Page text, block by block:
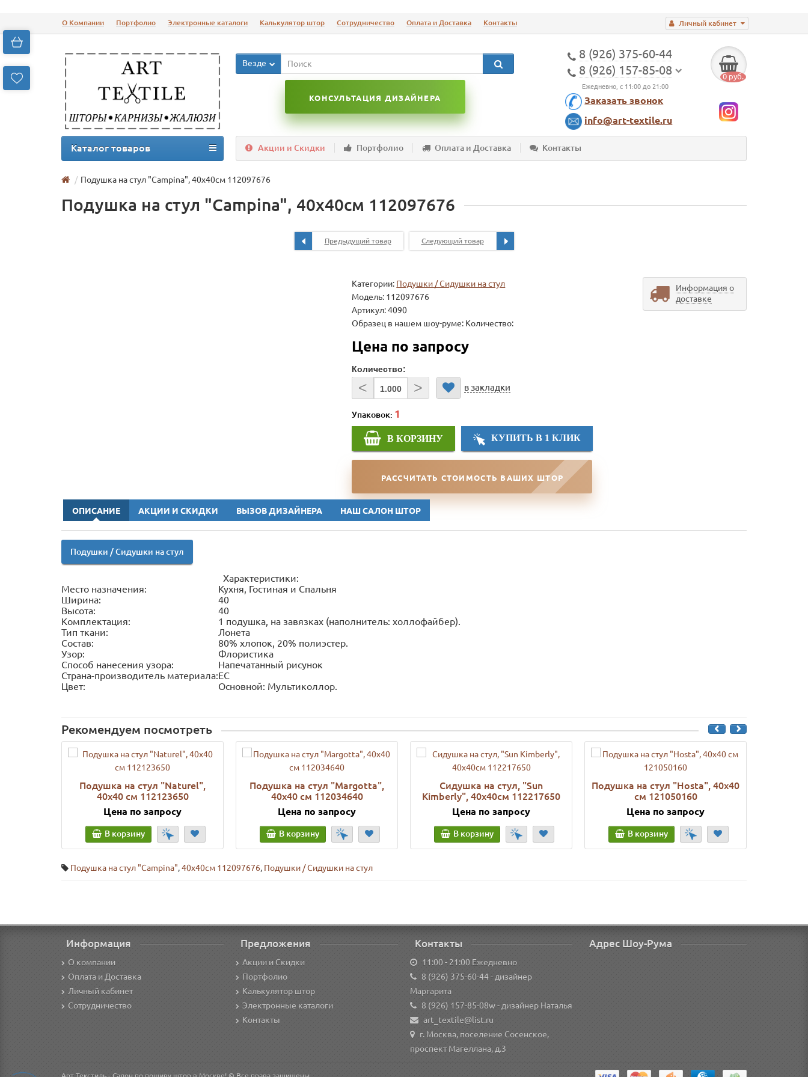
Личный кабинет
О Компании Портфолио Электронные каталоги Калькулятор штор Сотрудничество Оплата и Доставка Контакты
8 (926) 375-60-44
8 (926) 157-85-08
Ежедневно, с 11:00 до 21:00
Заказать звонок
info@art-textile.ru
0 руб.
Везде
КОНСУЛЬТАЦИЯ ДИЗАЙНЕРА
Акции и Скидки Портфолио Оплата и Доставка Контакты
Каталог товаров
Подушка на стул "Campina", 40х40см 112097676
Подушка на стул "Campina", 40х40см 112097676
Предыдущий товар Следующий товар
Категории: Подушки / Сидушки на стул
Модель: 112097676
Артикул: 4090
Образец в нашем шоу-руме: Количество:
Цена по запросу
Количество:
< > в закладки
Упаковок:
В КОРЗИНУ КУПИТЬ В 1 КЛИК
РАССЧИТАТЬ СТОИМОСТЬ ВАШИХ ШТОР
Информация о
доставке
ОПИСАНИЕ АКЦИИ И СКИДКИ ВЫЗОВ ДИЗАЙНЕРА НАШ САЛОН ШТОР
Подушки / Сидушки на стул
Характеристики:
Место назначения:
Кухня, Гостиная и Спальня
Ширина:
40
Высота:
40
Комплектация:
1 подушка, на завязках (наполнитель: холлофайбер).
Тип ткани:
Лонета
Состав:
80% хлопок, 20% полиэстер.
Узор:
Флористика
Способ нанесения узора:
Напечатанный рисунок
Страна-производитель материала:ЕС
Цвет:
Основной: Мультиколлор.
Рекомендуем посмотреть
Подушка на стул "Naturel",
40х40 см 112123650
Цена по запросу
В корзину
Подушка на стул "Margotta",
40х40 см 112034640
Цена по запросу
В корзину
Сидушка на стул, "Sun
Kimberly", 40x40см 112217650
Цена по запросу
В корзину
Подушка на стул "Нosta", 40х40
см 121050160
Цена по запросу
В корзину
Подушка на стул "Campina",40х40см 112097676, Подушки / Сидушки на стул
Информация
О компании
Оплата и Доставка
Личный кабинет
Сотрудничество
Предложения
Акции и Скидки
Портфолио
Калькулятор штор
Электронные каталоги
Контакты
Контакты
11:00 - 21:00 Ежедневно
8 (926) 375-60-44- дизайнер
Маргарита
8 (926) 157-85-08w- дизайнер Наталья
art_textile@list.ru
г. Москва, поселение Сосенское,
проспект Магеллана, д.3
Адрес Шоу-Рума